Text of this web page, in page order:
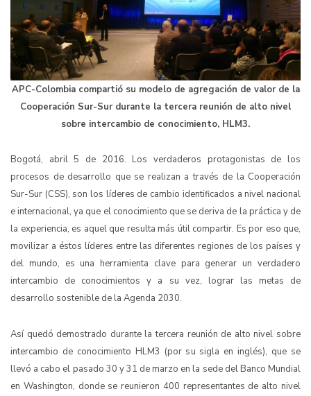
APC-Colombia compartió su modelo de agregación de valor de la
Cooperación Sur-Sur durante la tercera reunión de alto nivel
sobre intercambio de conocimiento, HLM3.
Bogotá, abril 5 de 2016. Los verdaderos protagonistas de los
procesos de desarrollo que se realizan a través de la Cooperación
Sur-Sur (CSS), son los líderes de cambio identificados a nivel nacional
e internacional, ya que el conocimiento que se deriva de la práctica y de
la experiencia, es aquel que resulta más útil compartir. Es por eso que,
movilizar a éstos líderes entre las diferentes regiones de los países y
del mundo, es una herramienta clave para generar un verdadero
intercambio de conocimientos y a su vez, lograr las metas de
desarrollo sostenible de la Agenda 2030.
Así quedó demostrado durante la tercera reunión de alto nivel sobre
intercambio de conocimiento HLM3 (por su sigla en inglés), que se
llevó a cabo el pasado 30 y 31 de marzo en la sede del Banco Mundial
en Washington, donde se reunieron 400 representantes de alto nivel